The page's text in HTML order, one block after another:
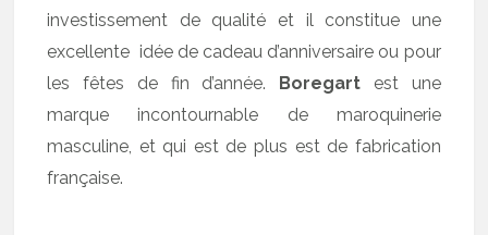
investissement de qualité et il constitue une
excellente idée de cadeau d’anniversaire ou pour
les fêtes de fin d’année. Boregart est une
marque incontournable de maroquinerie
masculine, et qui est de plus est de fabrication
française.